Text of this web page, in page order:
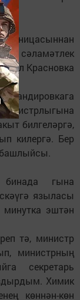
сәламәтлек
Красновка
билгеләргә,
килергә. Бер
бинада гына
языласы
эштән
тә, министр
министрның
секретарь
Химик
көннән-көн